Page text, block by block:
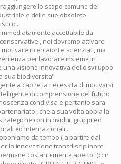
lo scopo comune del
e delle sue obsolete
.
accettabile da
, noi dovremo attivare
ricercatori e scienziati, ma
per lavorare insieme in
visione innovativa dello sviluppo
sua biodiversita'.
a capire la necessita di motivarsi
di comprensione del futuro
condivisa e pertanto sara
, che a sua volta abbia la
con individui, gruppi ed
ed Internazionali .
da tempo ( a partire dal
la innovazione transdisciplinare
costantemente aperto, (con